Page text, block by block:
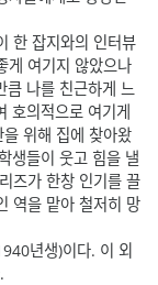
한 잡지와의 인터뷰
게 여기지 않았으나
큼 나를 친근하게 느
호의적으로 여기게
위해 집에 찾아왔
생들이 웃고 힘을 낼
즈가 한창 인기를 끌
역을 맡아 철저히 망
년생)이다. 이 외